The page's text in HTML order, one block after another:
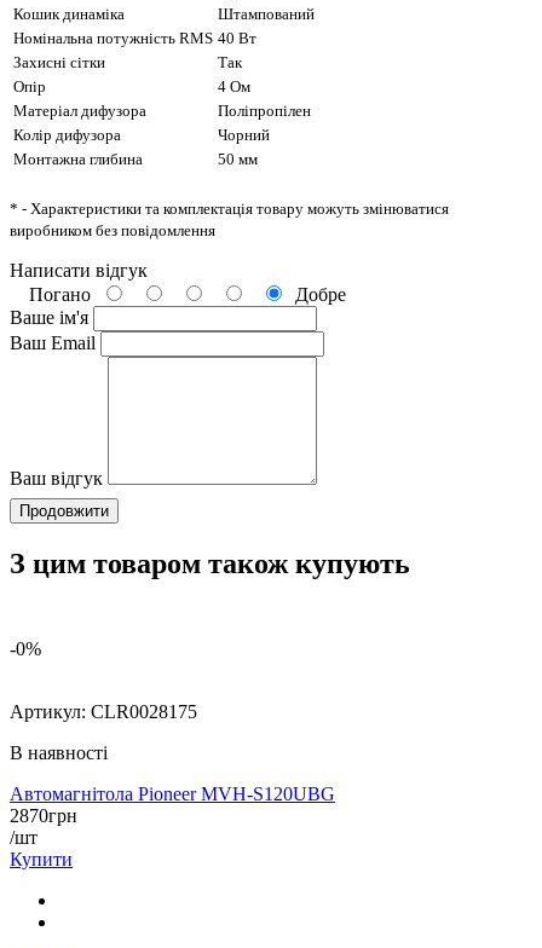
Кошик динаміка
Штампований
Номінальна потужність RMS 40 Вт
Захисні сітки
Так
Опір
4 Ом
Матеріал дифузора
Поліпропілен
Колір дифузора
Чорний
Монтажна глибина
50 мм
* - Характеристики та комплектація товару можуть змінюватися
виробником без повідомлення
Написати відгук
Погано
Добре
Ваше ім'я
Ваш Email
Ваш відгук
Продовжити
З цим товаром також купують
-0%
Артикул: CLR0028175
В наявності
Автомагнітола Pioneer MVH-S120UBG
2870грн
/шт
Купити